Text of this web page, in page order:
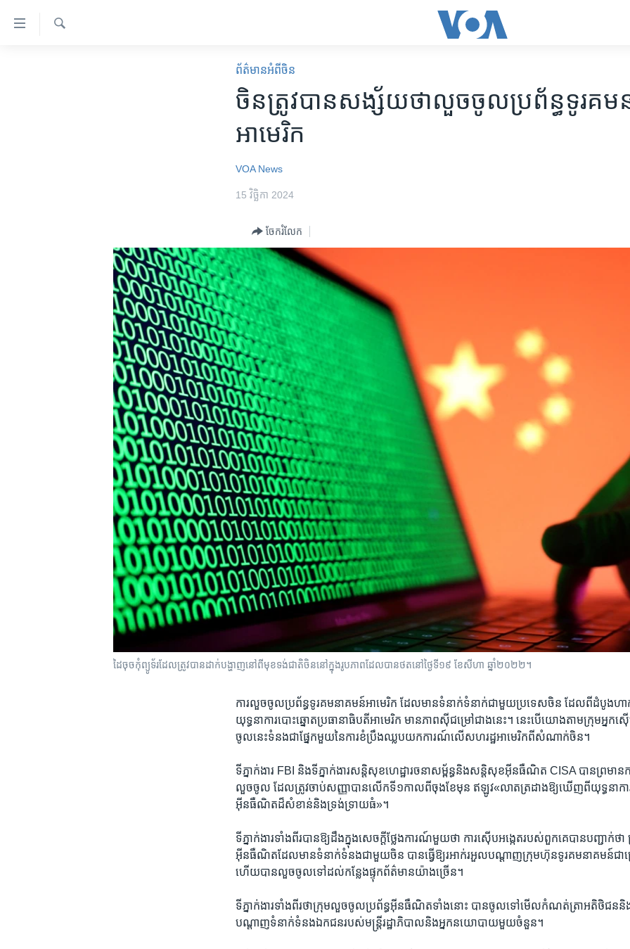
ទៅ​
ព័ត៌មានអំពី​ចិន
ចិន​ត្រូវបាន​សង្ស័យ​ថា​លួច​ចូល​ប្រព័ន្ធ​ទូរគម
អាមេរិក
VOA News
15 វិច្ឆិកា 2024
ចែករំលែក
ដៃចុចកុំព្យូទ័រដែលត្រូវបានដាក់បង្ហាញនៅពីមុខទង់ជាតិចិននៅក្នុងរូបភាពដែលបានថតនៅថ្ងៃទី១៩ ខែសីហា ឆ្នាំ២០២២។
ការ​លួច​ចូល​ប្រព័ន្ធ​ទូរគមនាគមន៍​អាមេរិក ដែល​មាន​ទំនាក់​ទំនាក់​ជាមួយ​ប្រទេស​ចិន ដែល​ពី​ដំបូង​ហា
យុទ្ធនាការ​បោះឆ្នោត​ប្រធានាធិបតី​អាមេរិក មាន​ភាព​ស៊ីជម្រៅ​ជាង​នេះ។ នេះ​បើ​យោង​តាម​ក្រុម​អ្នក​ស៊
ចូល​នេះ​ទំនង​ជា​ផ្នែក​មួយ​នៃ​ការ​ខំប្រឹង​ឈ្លប​យក​ការណ៍​លើ​សហរដ្ឋ​អាមេរិក​ពី​សំណាក់​ចិន។
ទីភ្នាក់ងារ FBI និង​ទីភ្នាក់ងារ​សន្តិសុខ​ហេដ្ឋា​រចនាសម្ព័ន្ធ​និង​សន្តិសុខ​អ៊ីនធឺណិត CISA បាន​ព្រមាន​ក
លួច​ចូល ដែល​ត្រូវ​ចាប់​សញ្ញា​បាន​លើក​ទី១​កាល​ពី​ចុង​ខែ​មុន ឥឡូវ​«‍លាត​ត្រដាង​ឱ្យឃើញ​ពី​យុទ្ធនាការ​ច
អ៊ីនធឺណិត​ដ៏​សំខាន់​និង​ទ្រង់ទ្រាយ​ធំ»។
ទីភ្នាក់ងារ​ទាំង​ពីរ​បាន​ឱ្យដឹង​ក្នុង​សេចក្ដី​ថ្លែងការណ៍​មួយ​ថា​ ការ​ស៊ើបអង្កេត​របស់​ពួកគេ​បាន​បញ្ជាក់​
អ៊ីនធឺណិត​ដែល​មាន​ទំនាក់ទំនង​ជាមួយ​ចិន បាន​ធ្វើ​ឱ្យរអាក់រអួល​បណ្ដាញ​ក្រុមហ៊ុន​ទូរគមនាគមន៍​ជាច្
ហើយ​បាន​លួច​ចូល​ទៅ​ដល់​កន្លែង​ផ្ទុក​ព័ត៌មាន​យ៉ាង​ច្រើន។
ទីភ្នាក់ងារ​ទាំង​ពីរ​ថា​ក្រុម​លួច​ចូល​ប្រព័ន្ធ​អ៊ីនធឺណិត​ទាំង​នោះ បាន​ចូល​ទៅ​មើល​កំណត់​ត្រា​អតិថិជន​និ
បណ្តាញ​ទំនាក់ទំនងឯកជន​របស់​មន្ត្រី​រដ្ឋាភិបាល​និង​អ្នក​នយោបាយ​មួយ​ចំនួន។